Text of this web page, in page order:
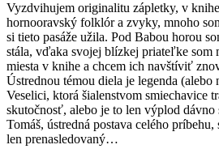
Vyzdvihujem originalitu zápletky, v
hornooravský folklór a zvyky, mnoho
si tieto pasáže užila. Pod Babou horou
stála, vďaka svojej blízkej priateľke som
miesta v knihe a chcem ich navštíviť
Ústrednou témou diela je legenda (alebo
Veselici, ktorá šialenstvom smiechavice
skutočnosť, alebo je to len výplod dávno
Tomáš, ústredná postava celého
len prenasledovaný…